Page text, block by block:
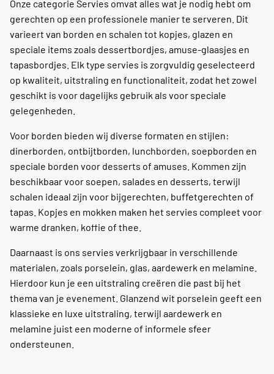
Onze categorie Servies omvat alles wat je nodig hebt om
gerechten op een professionele manier te serveren. Dit
varieert van borden en schalen tot kopjes, glazen en
speciale items zoals dessertbordjes, amuse-glaasjes en
tapasbordjes. Elk type servies is zorgvuldig geselecteerd
op kwaliteit, uitstraling en functionaliteit, zodat het zowel
geschikt is voor dagelijks gebruik als voor speciale
gelegenheden.
Voor borden bieden wij diverse formaten en stijlen:
dinerborden, ontbijtborden, lunchborden, soepborden en
speciale borden voor desserts of amuses. Kommen zijn
beschikbaar voor soepen, salades en desserts, terwijl
schalen ideaal zijn voor bijgerechten, buffetgerechten of
tapas. Kopjes en mokken maken het servies compleet voor
warme dranken, koffie of thee.
Daarnaast is ons servies verkrijgbaar in verschillende
materialen, zoals porselein, glas, aardewerk en melamine.
Hierdoor kun je een uitstraling creëren die past bij het
thema van je evenement. Glanzend wit porselein geeft een
klassieke en luxe uitstraling, terwijl aardewerk en
melamine juist een moderne of informele sfeer
ondersteunen.